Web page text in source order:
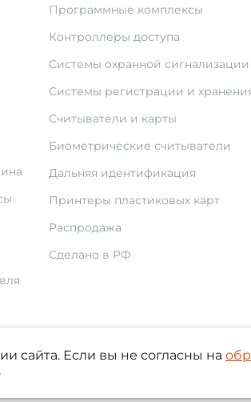
Программные комплексы
Контроллеры доступа
Системы охранной сигнализации
Системы регистрации и
Считыватели и карты
Биометрические считыватели
Дальняя идентификация
Принтеры пластиковых карт
Распродажа
Сделано в РФ
сайта. Если вы не согласны на